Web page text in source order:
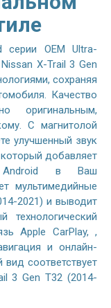
серии OEM Ultra-
X-Trail 3 Gen
сохраняя
Качество
оригинальным,
С магнитолой
улучшенный звук
добавляет
Android в Ваш
мультимедийные
2021) и выводит
технологический
Apple CarPlay, ,
и онлайн-
соответствует
3 Gen T32 (2014-